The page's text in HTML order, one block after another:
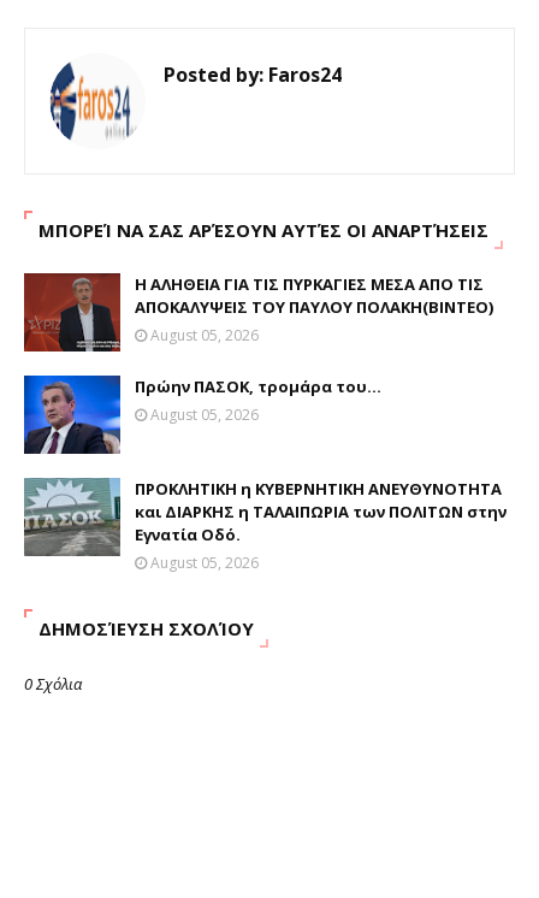
Posted by: Faros24
ΜΠΟΡΕΊ ΝΑ ΣΑΣ ΑΡΈΣΟΥΝ ΑΥΤΈΣ ΟΙ ΑΝΑΡΤΉΣΕΙΣ
Η ΑΛΗΘΕΙΑ ΓΙΑ ΤΙΣ ΠΥΡΚΑΓΙΕΣ ΜΕΣΑ ΑΠΟ ΤΙΣ
ΑΠΟΚΑΛΥΨΕΙΣ ΤΟΥ ΠΑΥΛΟΥ ΠΟΛΑΚΗ(ΒΙΝΤΕΟ)
August 05, 2026
Πρώην ΠΑΣΟΚ, τρομάρα του...
August 05, 2026
ΠΡΟΚΛΗΤΙΚΗ η ΚΥΒΕΡΝΗΤΙΚΗ ΑΝΕΥΘΥΝΟΤΗΤΑ
και ΔΙΑΡΚΗΣ η ΤΑΛΑΙΠΩΡΙΑ των ΠΟΛΙΤΩΝ στην
Εγνατία Οδό.
August 05, 2026
ΔΗΜΟΣΊΕΥΣΗ ΣΧΟΛΊΟΥ
0 Σχόλια